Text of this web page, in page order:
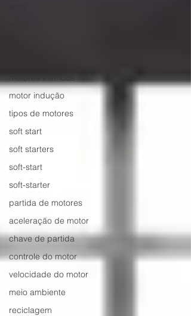
motor indução
tipos de motores
soft start
soft starters
soft-start
soft-starter
partida de motores
aceleração de motor
chave de partida
controle do motor
velocidade do motor
meio ambiente
reciclagem